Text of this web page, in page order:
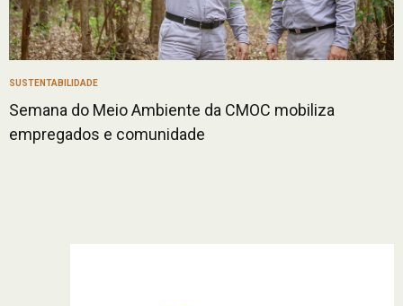
SUSTENTABILIDADE
Semana do Meio Ambiente da CMOC mobiliza
empregados e comunidade